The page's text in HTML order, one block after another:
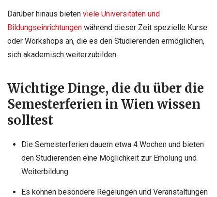
Darüber hinaus bieten viele Universitäten und
Bildungseinrichtungen während dieser Zeit spezielle Kurse
oder Workshops an, die es den Studierenden ermöglichen,
sich akademisch weiterzubilden.
Wichtige Dinge, die du über die
Semesterferien in Wien wissen
solltest
Die Semesterferien dauern etwa 4 Wochen und bieten
den Studierenden eine Möglichkeit zur Erholung und
Weiterbildung.
Es können besondere Regelungen und Veranstaltungen